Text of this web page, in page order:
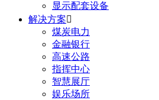
显示配套设备
解决方案
煤炭电力
金融银行
高速公路
指挥中心
智慧展厅
娱乐场所